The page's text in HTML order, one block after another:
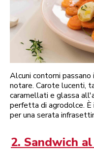
Alcuni contorni
notare. Carote lucenti,
caramellati e glassa
perfetta di agrodolce.
per una serata
2. Sandwich